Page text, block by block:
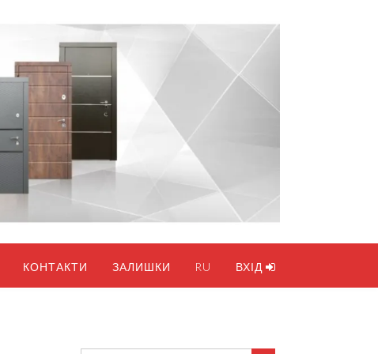
КОНТАКТИ ЗАЛИШКИ RU ВХІД